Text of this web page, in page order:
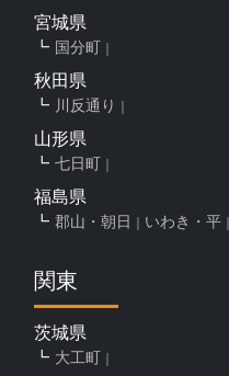
宮城県
国分町
秋田県
川反通り
山形県
七日町
福島県
郡山・朝日 いわき・平
関東
茨城県
大工町